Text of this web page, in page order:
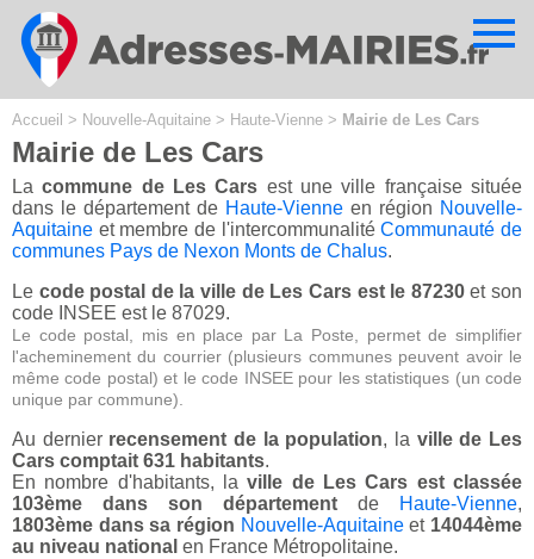
Accueil > Nouvelle-Aquitaine > Haute-Vienne > Mairie de Les Cars
Mairie de Les Cars
Lacommune de Les Cars est une ville française située
dans le département de Haute-Vienne en région Nouvelle-
Aquitaine et membre de l'intercommunalitéCommunauté de
communes Pays de Nexon Monts de Chalus.
Le code postal de la ville de Les Cars est le 87230et son
code INSEE est le 87029.
Le code postal, mis en place par La Poste, permet de simplifier
l'acheminement du courrier (plusieurs communes peuvent avoir le
même code postal) et le code INSEE pour les statistiques (un code
unique par commune).
Au dernier recensement de la population, la ville de Les
Cars comptait 631 habitants.
En nombre d'habitants, laville de Les Cars est classée
103ème dans son département de Haute-Vienne,
1803ème dans sa région Nouvelle-Aquitaineet 14044ème
au niveau national en France Métropolitaine.
Cookies management panel